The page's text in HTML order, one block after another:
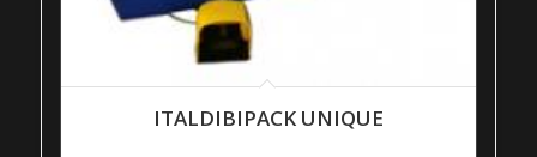
ITALDIBIPACK UNIQUE